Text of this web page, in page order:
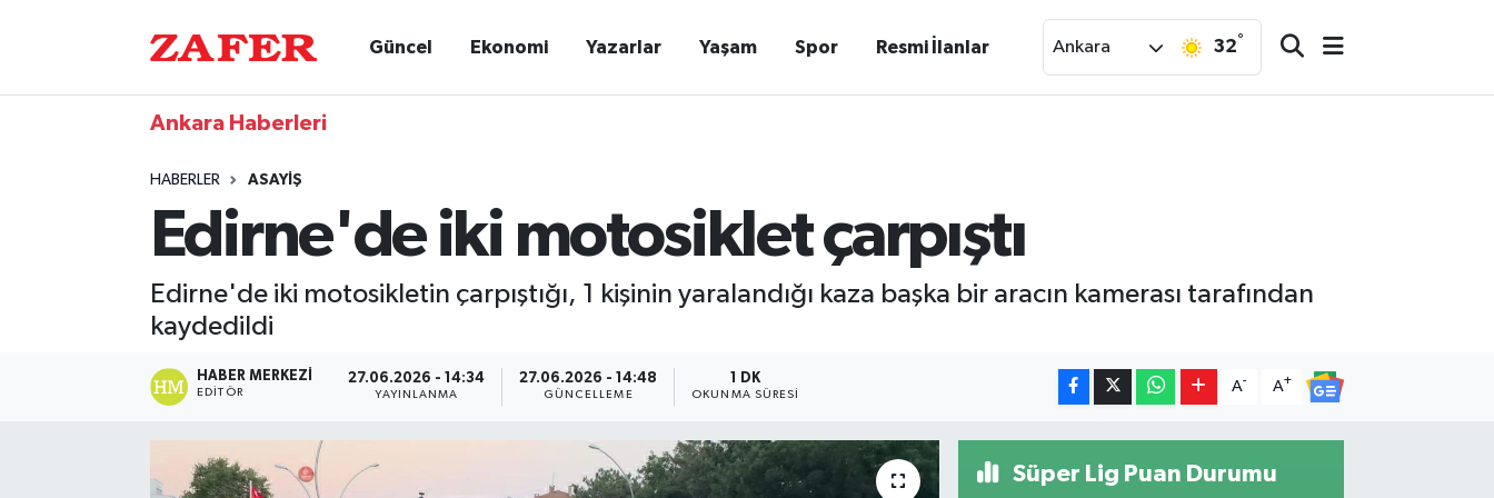
Güncel Ekonomi Yazarlar Yaşam Spor Resmi İlanlar Ankara 32°
Ankara Haberleri
HABERLER ASAYIŞ
Edirne'de iki motosiklet çarpıştı
Edirne'de iki motosikletin çarpıştığı, 1 kişinin yaralandığı kaza başka bir aracın kamerası tarafından
kaydedildi
HABER MERKEZI
EDITÖR
27.06.2026 - 14:34
YAYINLANMA
27.06.2026 - 14:48
GÜNCELLEME
1 DK
OKUNMA SÜRESI
A- A+
Süper Lig Puan Durumu